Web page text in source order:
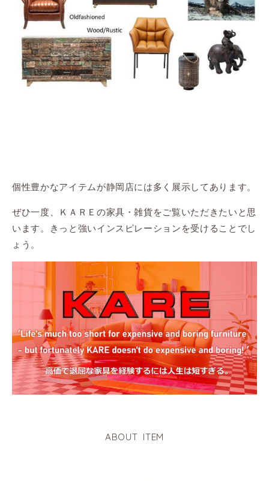
個性豊かなアイテムが静岡店には多く展示してあります。
ぜひ一度、ＫＡＲＥの家具・雑貨をご覧いただきたいと思
います。きっと強いインスピレーションを受けることでし
ょう。
ABOUT ITEM